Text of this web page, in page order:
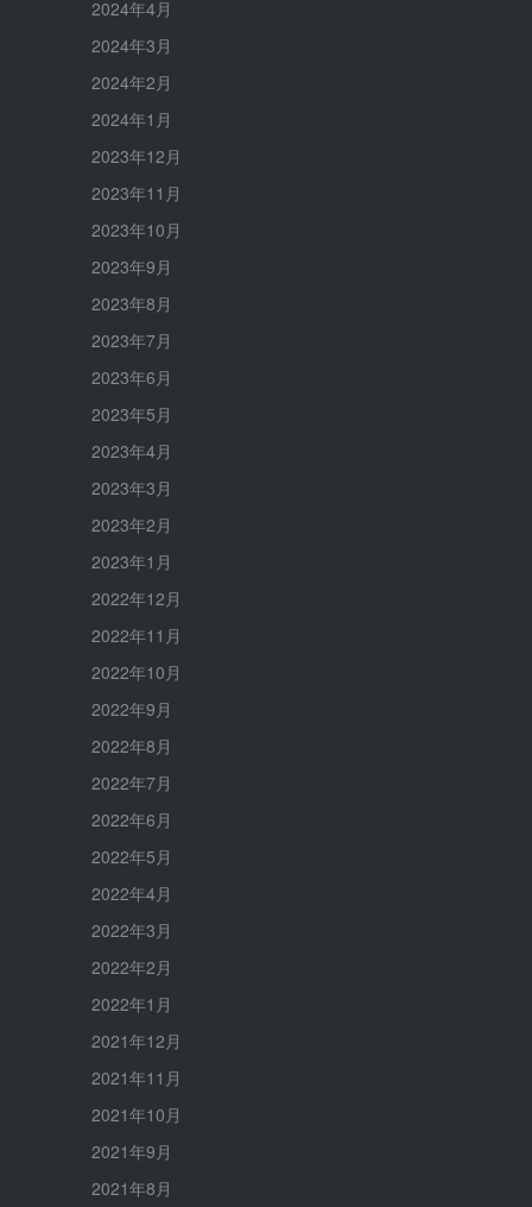
2024年4月
2024年3月
2024年2月
2024年1月
2023年12月
2023年11月
2023年10月
2023年9月
2023年8月
2023年7月
2023年6月
2023年5月
2023年4月
2023年3月
2023年2月
2023年1月
2022年12月
2022年11月
2022年10月
2022年9月
2022年8月
2022年7月
2022年6月
2022年5月
2022年4月
2022年3月
2022年2月
2022年1月
2021年12月
2021年11月
2021年10月
2021年9月
2021年8月